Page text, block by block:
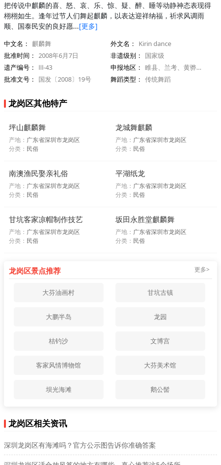
把传说中麒麟的喜、怒、哀、乐、惊、疑、醉、睡等动静神态表现得
栩栩如生。逢年过节人们舞起麒麟，以表达迎祥纳福，祈求风调雨
顺、国泰民安的良好愿...[更多]
中文名： 麒麟舞 外文名：
Kirin dance
批准时间： 2008年6月7日 非遗级别：
国家级
遗产编号：
Ⅲ-43 申报地区： 睢县、兰考、黄骅、海丰、深圳等
批准文号：
国发〔2008〕19号 舞蹈类型： 传统舞蹈
龙岗区其他特产
坪山麒麟舞
产地： 广东省深圳市龙岗区
分类： 民俗
龙城舞麒麟
产地： 广东省深圳市龙岗区
分类： 民俗
南澳渔民娶亲礼俗
产地： 广东省深圳市龙岗区
分类： 民俗
平湖纸龙
产地： 广东省深圳市龙岗区
分类： 民俗
甘坑客家凉帽制作技艺
产地： 广东省深圳市龙岗区
分类： 民俗
坂田永胜堂麒麟舞
产地： 广东省深圳市龙岗区
分类： 民俗
龙岗区景点推荐 更多>
大芬油画村 甘坑古镇
大鹏半岛 龙园
桔钓沙 文博宫
客家风情博物馆 大芬美术馆
坝光海滩 鹅公髻
龙岗区相关资讯
深圳龙岗区有海滩吗？官方公示图告诉你准确答案